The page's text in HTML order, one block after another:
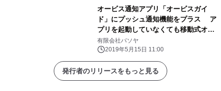
オービス通知アプリ「オービスガイ
ド」にプッシュ通知機能をプラス ア
プリを起動していなくても移動式オー
ビスなどの交通情報が届く
有限会社パソヤ
2019年5月15日 11:00
発行者のリリースをもっと見る